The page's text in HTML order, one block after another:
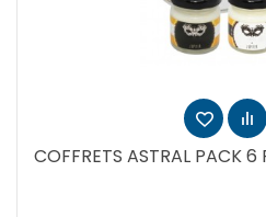
COFFRETS ASTRAL PACK 6